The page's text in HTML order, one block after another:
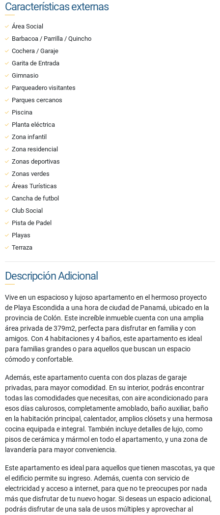
Características externas
Área Social
Barbacoa / Parrilla / Quincho
Cochera / Garaje
Garita de Entrada
Gimnasio
Parqueadero visitantes
Parques cercanos
Piscina
Planta eléctrica
Zona infantil
Zona residencial
Zonas deportivas
Zonas verdes
Áreas Turísticas
Cancha de futbol
Club Social
Pista de Padel
Playas
Terraza
Descripción Adicional
Vive en un espacioso y lujoso apartamento en el hermoso proyecto
de Playa Escondida a una hora de ciudad de Panamá, ubicado en la
provincia de Colón. Este increíble inmueble cuenta con una amplia
área privada de 379m2, perfecta para disfrutar en familia y con
amigos. Con 4 habitaciones y 4 baños, este apartamento es ideal
para familias grandes o para aquellos que buscan un espacio
cómodo y confortable.
Además, este apartamento cuenta con dos plazas de garaje
privadas, para mayor comodidad. En su interior, podrás encontrar
todas las comodidades que necesitas, con aire acondicionado para
esos días calurosos, completamente amoblado, baño auxiliar, baño
en la habitación principal, calentador, amplios clósets y una hermosa
cocina equipada e integral. También incluye detalles de lujo, como
pisos de cerámica y mármol en todo el apartamento, y una zona de
lavandería para mayor conveniencia.
Este apartamento es ideal para aquellos que tienen mascotas, ya que
el edificio permite su ingreso. Además, cuenta con servicio de
electricidad y acceso a internet, para que no te preocupes por nada
más que disfrutar de tu nuevo hogar. Si deseas un espacio adicional,
podrás disfrutar de una sala de usos múltiples y aprovechar al